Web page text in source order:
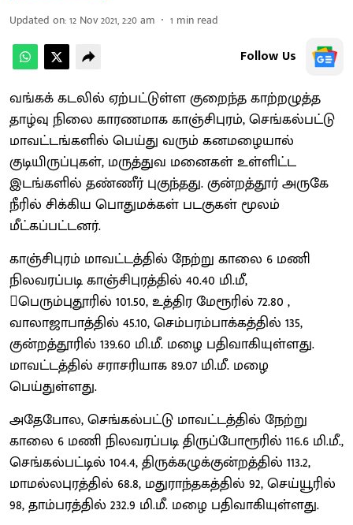
Updated on:12 Nov 2021, 2:20 am 1 min read
Follow Us
வங்கக் கடலில் ஏற்பட்டுள்ள குறைந்த காற்றழுத்த
தாழ்வு நிலை காரணமாக காஞ்சிபுரம், செங்கல்பட்டு
மாவட்டங்களில் பெய்து வரும் கனமழையால்
குடியிருப்புகள், மருத்துவ மனைகள் உள்ளிட்ட
இடங்களில் தண்ணீர் புகுந்தது. குன்றத்தூர் அருகே
நீரில் சிக்கிய பொதுமக்கள் படகுகள் மூலம்
மீட்கப்பட்டனர்.
காஞ்சிபுரம் மாவட்டத்தில் நேற்று காலை 6 மணி
நிலவரப்படி காஞ்சிபுரத்தில் 40.40 மி.மீ,
பெரும்புதூரில் 101.50, உத்திர மேரூரில் 72.80 ,
வாலாஜாபாத்தில் 45.10, செம்பரம்பாக்கத்தில் 135,
குன்றத்தூரில் 139.60 மி.மீ. மழை பதிவாகியுள்ளது.
மாவட்டத்தில் சராசரியாக 89.07 மி.மீ. மழை
பெய்துள்ளது.
அதேபோல, செங்கல்பட்டு மாவட்டத்தில் நேற்று
காலை 6 மணி நிலவரப்படி திருப்போரூரில் 116.6 மி.மீ.,
செங்கல்பட்டில் 104.4, திருக்கழுக்குன்றத்தில் 113.2,
மாமல்லபுரத்தில் 68.8, மதுராந்தகத்தில் 92, செய்யூரில்
98, தாம்பரத்தில் 232.9 மி.மீ. மழை பதிவாகியுள்ளது.